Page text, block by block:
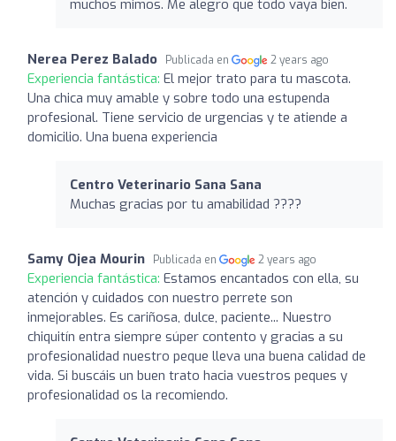
muchos mimos. Me alegro que todo vaya bien.
Nerea Perez Balado Publicada en 2 years ago
Experiencia fantástica: El mejor trato para tu mascota.
Una chica muy amable y sobre todo una estupenda
profesional. Tiene servicio de urgencias y te atiende a
domicilio. Una buena experiencia
Centro Veterinario Sana Sana
Muchas gracias por tu amabilidad ????
Samy Ojea Mourin Publicada en 2 years ago
Experiencia fantástica: Estamos encantados con ella, su
atención y cuidados con nuestro perrete son
inmejorables. Es cariñosa, dulce, paciente... Nuestro
chiquitín entra siempre súper contento y gracias a su
profesionalidad nuestro peque lleva una buena calidad de
vida. Si buscáis un buen trato hacia vuestros peques y
profesionalidad os la recomiendo.